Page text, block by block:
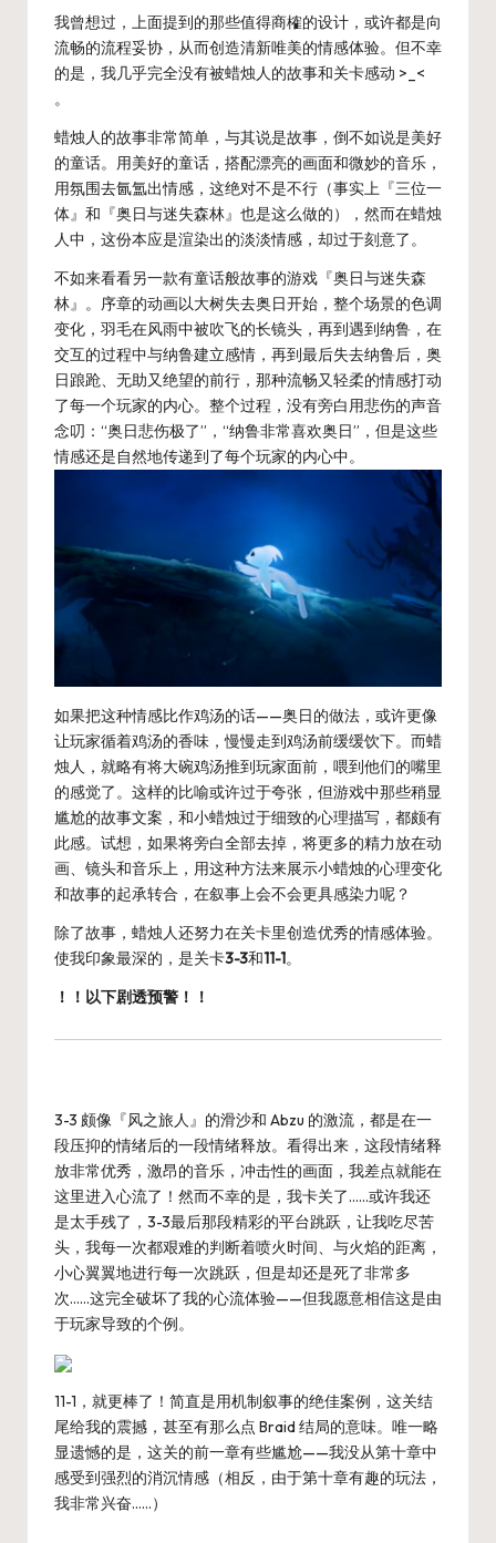
我曾想过，上面提到的那些值得商榷的设计，或许都是向
流畅的流程妥协，从而创造清新唯美的情感体验。但不幸
的是，我几乎完全没有被蜡烛人的故事和关卡感动 >_<
。
蜡烛人的故事非常简单，与其说是故事，倒不如说是美好
的童话。用美好的童话，搭配漂亮的画面和微妙的音乐，
用氛围去氤氲出情感，这绝对不是不行（事实上『三位一
体』和『奥日与迷失森林』也是这么做的），然而在蜡烛
人中，这份本应是渲染出的淡淡情感，却过于刻意了。
不如来看看另一款有童话般故事的游戏『奥日与迷失森
林』。序章的动画以大树失去奥日开始，整个场景的色调
变化，羽毛在风雨中被吹飞的长镜头，再到遇到纳鲁，在
交互的过程中与纳鲁建立感情，再到最后失去纳鲁后，奥
日踉跄、无助又绝望的前行，那种流畅又轻柔的情感打动
了每一个玩家的内心。整个过程，没有旁白用悲伤的声音
念叨：“奥日悲伤极了”，“纳鲁非常喜欢奥日”，但是这些
情感还是自然地传递到了每个玩家的内心中。
如果把这种情感比作鸡汤的话——奥日的做法，或许更像
让玩家循着鸡汤的香味，慢慢走到鸡汤前缓缓饮下。而蜡
烛人，就略有将大碗鸡汤推到玩家面前，喂到他们的嘴里
的感觉了。这样的比喻或许过于夸张，但游戏中那些稍显
尴尬的故事文案，和小蜡烛过于细致的心理描写，都颇有
此感。试想，如果将旁白全部去掉，将更多的精力放在动
画、镜头和音乐上，用这种方法来展示小蜡烛的心理变化
和故事的起承转合，在叙事上会不会更具感染力呢？
除了故事，蜡烛人还努力在关卡里创造优秀的情感体验。
使我印象最深的，是关卡3-3和11-1。
！！以下剧透预警！！
3-3 颇像『风之旅人』的滑沙和 Abzu 的激流，都是在一
段压抑的情绪后的一段情绪释放。看得出来，这段情绪释
放非常优秀，激昂的音乐，冲击性的画面，我差点就能在
这里进入心流了！然而不幸的是，我卡关了……或许我还
是太手残了，3-3最后那段精彩的平台跳跃，让我吃尽苦
头，我每一次都艰难的判断着喷火时间、与火焰的距离，
小心翼翼地进行每一次跳跃，但是却还是死了非常多
次……这完全破坏了我的心流体验——但我愿意相信这是由
于玩家导致的个例。
11-1，就更棒了！简直是用机制叙事的绝佳案例，这关结
尾给我的震撼，甚至有那么点 Braid 结局的意味。唯一略
显遗憾的是，这关的前一章有些尴尬——我没从第十章中
感受到强烈的消沉情感（相反，由于第十章有趣的玩法，
我非常兴奋……）